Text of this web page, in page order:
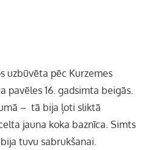
uzbūvēta pēc Kurzemes
pavēles 16. gadsimta beigās.
– tā bija ļoti sliktā
jauna koka baznīca. Simts
tuvu sabrukšanai.